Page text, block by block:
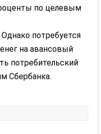
по целевым
Однако потребуется
на авансовый
потребительский
Сбербанка.